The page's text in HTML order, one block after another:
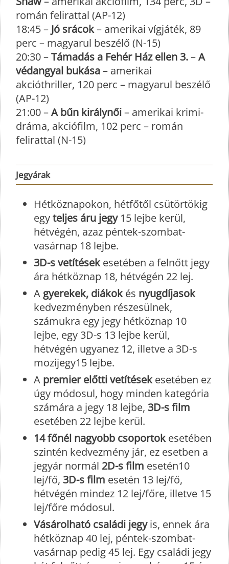
román felirattal (AP-12)
18:45 – Jó srácok– amerikai vígjáték, 89
perc – magyarul beszélő (N-15)
20:30 –Támadás a Fehér Ház ellen 3.–A
védangyal bukása– amerikai
akcióthriller, 120 perc – magyarul beszélő
(AP-12)
21:00 –A bűn királynői– amerikai krimi-
dráma, akciófilm, 102 perc – román
felirattal (N-15)
Jegyárak
Hétköznapokon, hétfőtől csütörtökig
egyteljes áru jegy15 lejbe kerül,
hétvégén, azaz péntek-szombat-
vasárnap 18 lejbe.
3D-s vetítésekesetében a felnőtt jegy
ára hétköznap 18, hétvégén 22 lej.
Agyerekek, diákokés nyugdíjasok
kedvezményben részesülnek,
számukra egy jegy hétköznap 10
lejbe, egy 3D-s 13 lejbe kerül,
hétvégén ugyanez 12, illetve a 3D-s
mozijegy15 lejbe.
A premier előtti vetítésekesetében ez
úgy módosul, hogy minden kategória
számára a jegy 18 lejbe, 3D-s film
esetében 22 lejbe kerül.
14 főnél nagyobb csoportokesetében
szintén kedvezmény jár, ez esetben a
jegyár normál 2D-s film esetén10
lej/fő, 3D-s film esetén 13 lej/fő,
hétvégén mindez 12 lej/főre, illetve 15
lej/főre módosul.
Vásárolható családi jegyis, ennek ára
hétköznap 40 lej, péntek-szombat-
vasárnap pedig 45 lej. Egy családi jegy